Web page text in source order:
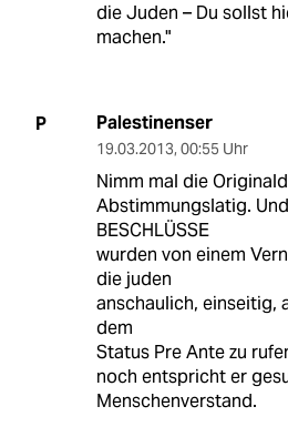
die Juden – Du sollst
machen."
P Palestinenser
19.03.2013, 00:55 Uhr
Nimm mal die
Abstimmungslatig.
BESCHLÜSSE
wurden von einem
die juden
anschaulich, einseitig,
dem
Status Pre Ante zu
noch entspricht er
Menschenverstand.